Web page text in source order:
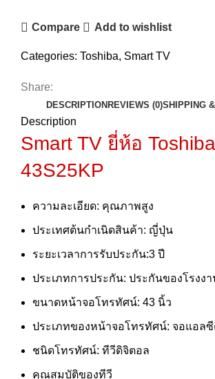
Compare Add to wishlist
Categories: Toshiba, Smart TV
Share:
DESCRIPTION REVIEWS (0)SHIPPING
Description
Smart TV ยี่ห้อ Toshiba
43S25KP
ความละเอียด: คุณภาพสูง
ประเทศต้นกำเนิดสินค้า: ญี่ปุ่น
ระยะเวลาการรับประกัน:3 ปี
ประเภทการประกัน: ประกันของโรงง
ขนาดหน้าจอโทรทัศน์: 43 นิ้ว
ประเภทของหน้าจอโทรทัศน์: จอแอล
ชนิดโทรทัศน์: ทีวีดิจิตอล
คุณสมบัติของทีวี